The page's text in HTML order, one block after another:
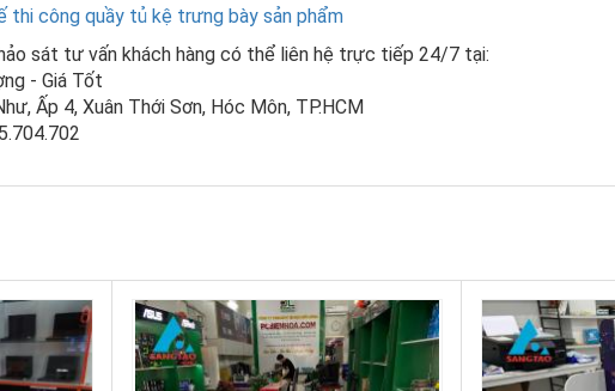
thi công quầy tủ kệ trưng bày sản phẩm
sát tư vấn khách hàng có thể liên hệ trực tiếp 24/7 tại:
- Giá Tốt
Ấp 4, Xuân Thới Sơn, Hóc Môn, TP.HCM